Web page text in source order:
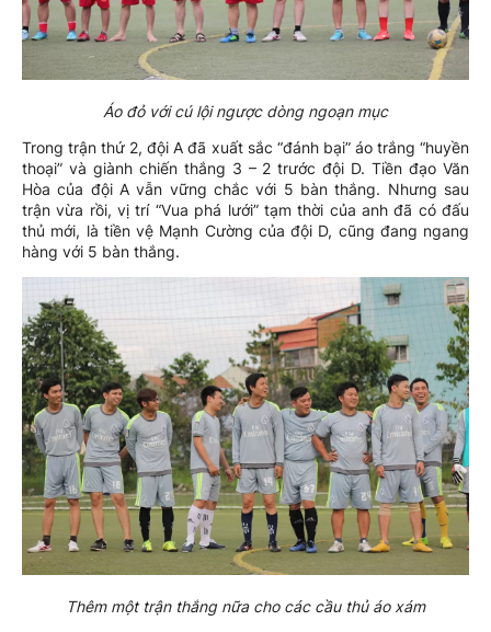
Áo đỏ với cú lội ngược dòng ngoạn mục
Trong trận thứ 2, đội A đã xuất sắc “đánh bại” áo trắng “huyền
thoại” và giành chiến thắng 3 – 2 trước đội D. Tiền đạo Văn
Hòa của đội A vẫn vững chắc với 5 bàn thắng. Nhưng sau
trận vừa rồi, vị trí “Vua phá lưới” tạm thời của anh đã có đấu
thủ mới, là tiền vệ Mạnh Cường của đội D, cũng đang ngang
hàng với 5 bàn thắng.
Thêm một trận thắng nữa cho các cầu thủ áo xám